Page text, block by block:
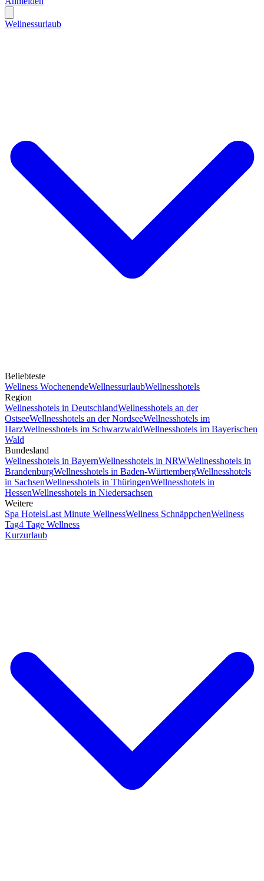
Wellnessurlaub
Beliebteste
Wellness WochenendeWellnessurlaubWellnesshotels
Region
Wellnesshotels in DeutschlandWellnesshotels an der
OstseeWellnesshotels an der NordseeWellnesshotels im
HarzWellnesshotels im SchwarzwaldWellnesshotels im Bayerischen
Wald
Bundesland
Wellnesshotels in BayernWellnesshotels in NRWWellnesshotels in
BrandenburgWellnesshotels in Baden-WürttembergWellnesshotels
in SachsenWellnesshotels in ThüringenWellnesshotels in
HessenWellnesshotels in Niedersachsen
Weitere
Spa HotelsLast Minute WellnessWellness SchnäppchenWellness
Tag4 Tage Wellness
Kurzurlaub